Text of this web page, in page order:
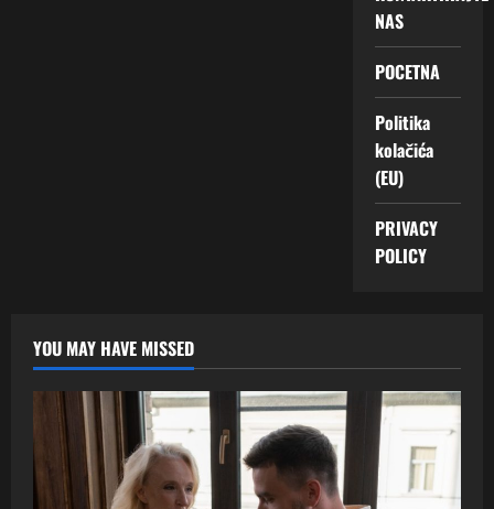
NAS
POCETNA
Politika
kolačića
(EU)
PRIVACY
POLICY
YOU MAY HAVE MISSED